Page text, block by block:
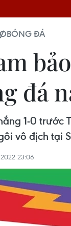
BÓNG ĐÁ
đá
1-0 trước
vô địch tại
23:06